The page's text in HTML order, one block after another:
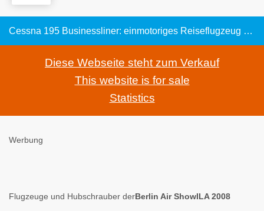
Cessna 195 Businessliner: einmotoriges Reiseflugzeug von 1947, das von einem Sternmotor angetrieben wird
Diese Webseite steht zum Verkauf
This website is for sale
Statistics
Werbung
Flugzeuge und Hubschrauber derBerlin Air ShowILA 2008